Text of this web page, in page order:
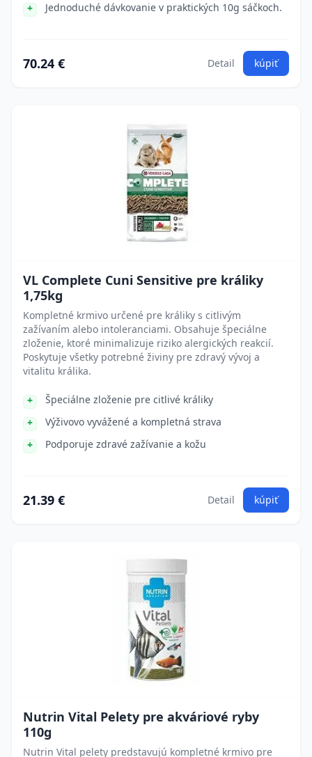
Jednoduché dávkovanie v praktických 10g sáčkoch.
70.24 € Detail kúpiť
VL Complete Cuni Sensitive pre králiky
1,75kg
Kompletné krmivo určené pre králiky s citlivým
zažívaním alebo intoleranciami. Obsahuje špeciálne
zloženie, ktoré minimalizuje riziko alergických reakcií.
Poskytuje všetky potrebné živiny pre zdravý vývoj a
vitalitu králika.
Špeciálne zloženie pre citlivé králiky
Výživovo vyvážené a kompletná strava
Podporuje zdravé zažívanie a kožu
21.39 € Detail kúpiť
Nutrin Vital Pelety pre akváriové ryby
110g
Nutrin Vital pelety predstavujú kompletné krmivo pre